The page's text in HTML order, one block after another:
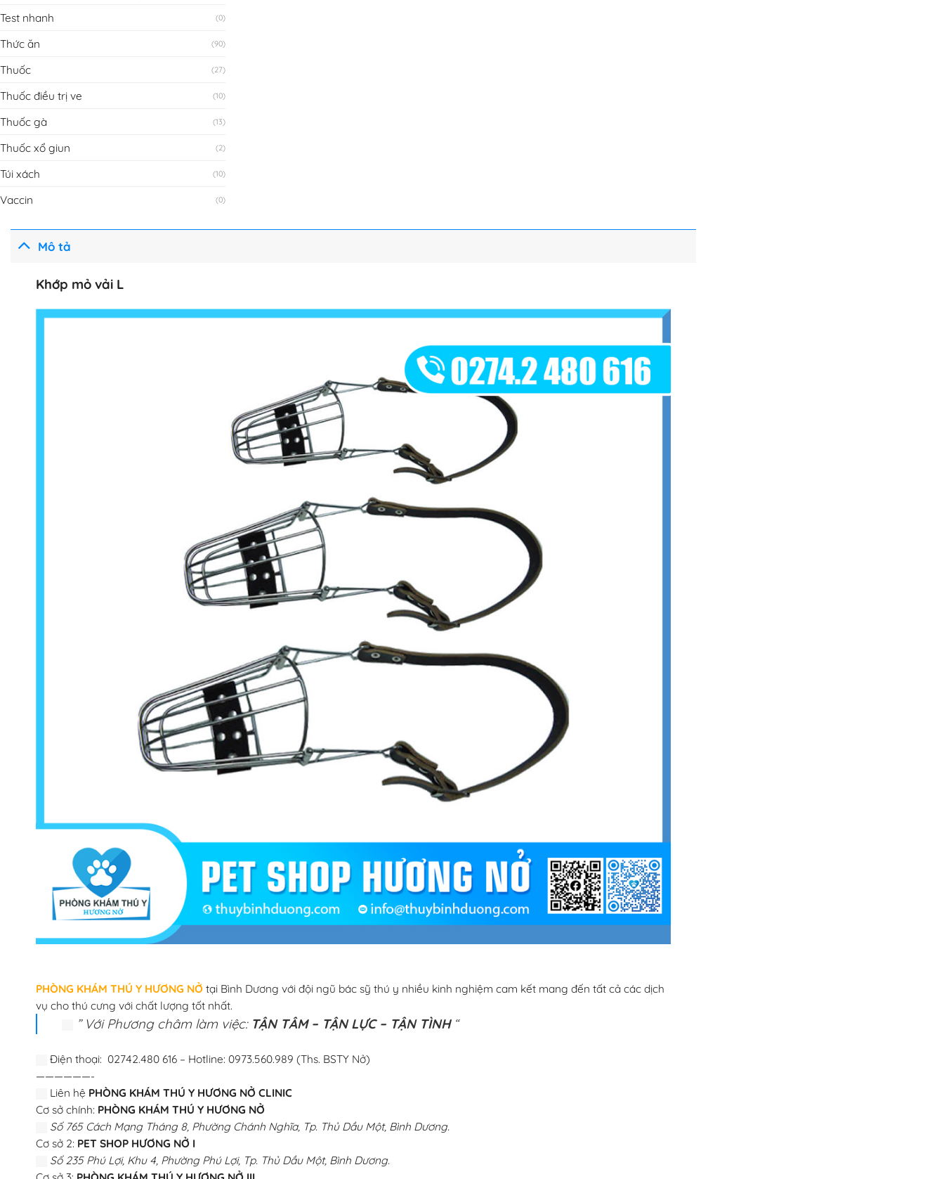
Test nhanh (0)
Thức ăn (90)
Thuốc (27)
Thuốc điều trị ve (10)
Thuốc gà (13)
Thuốc xổ giun (2)
Túi xách (10)
Vaccin (0)
Mô tả
Khớp mỏ vải L
PHÒNG KHÁM THÚ Y HƯƠNG NỞtại Bình Dương với đội ngũ bác sỹ thú y nhiều kinh nghiệm cam kết mang đến tất cả các dịch
vụ cho thú cưng với chất lượng tốt nhất.
” Với Phương châm làm việc: TẬN TÂM – TẬN LỰC – TẬN TÌNH“
Điện thoại: 02742.480 616 – Hotline: 0973.560.989 (Ths. BSTY Nở)
——————-
Liên hệ PHÒNG KHÁM THÚ Y HƯƠNG NỞ CLINIC
Cơ sở chính: PHÒNG KHÁM THÚ Y HƯƠNG NỞ
Số 765 Cách Mạng Tháng 8, Phường Chánh Nghĩa, Tp. Thủ Dầu Một, Bình Dương.
Cơ sở 2: PET SHOP HƯƠNG NỞ I
Số 235 Phú Lợi, Khu 4, Phường Phú Lợi, Tp. Thủ Dầu Một, Bình Dương.